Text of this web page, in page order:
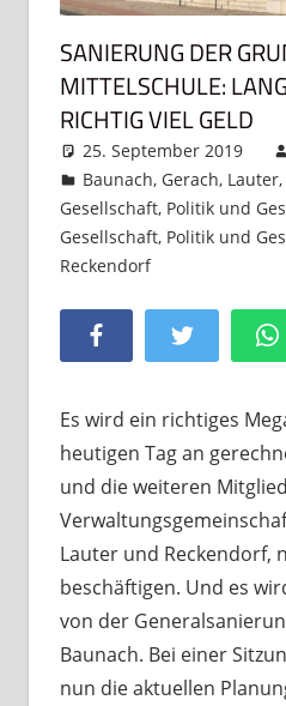
SANIERUNG DER
MITTELSCHULE:
RICHTIG VIEL GELD
25. September 2019
Baunach, Gerach, Lauter,
Gesellschaft, Politik und
Gesellschaft, Politik und
Reckendorf
Facebook Twitter
Es wird ein richtiges
heutigen Tag an
und die weiteren
Lauter und Reckendorf,
beschäftigen. Und es
von der
Baunach. Bei einer
nun die aktuellen